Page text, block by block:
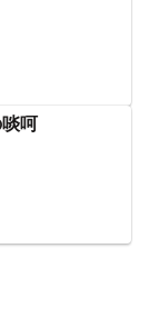
呵